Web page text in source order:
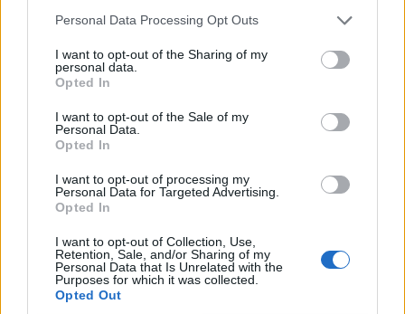
Personal Data Processing Opt Outs
I want to opt-out of the Sharing of my
personal data.
Opted In
I want to opt-out of the Sale of my
Personal Data.
Opted In
I want to opt-out of processing my
Personal Data for Targeted Advertising.
Opted In
I want to opt-out of Collection, Use,
Retention, Sale, and/or Sharing of my
Personal Data that Is Unrelated with the
Purposes for which it was collected.
Opted Out